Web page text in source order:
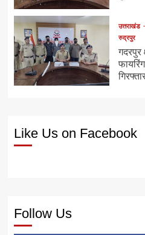
उत्तराखंड
रुद्रपुर
गदरपुर
Like Us on Facebook
Follow Us